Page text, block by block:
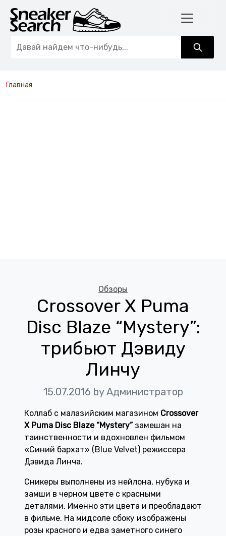
Главная
Categories
Обзоры
Crossover X Puma
Disc Blaze “Mystery”:
трибьют Дэвиду
Линчу
15.07.2016 by Администратор
Коллаб с малазийским магазином Crossover
X Puma Disc Blaze “Mystery”замешан на
таинственности и вдохновлен фильмом
«Синий бархат» (Blue Velvet) режиссера
Дэвида Линча.
Сникеры выполнены из нейлона, нубука и
замши в черном цвете с красными
деталями. Именно эти цвета и преобладают
в фильме. На мидсоле сбоку изображены
розы красного и едва заметного синего